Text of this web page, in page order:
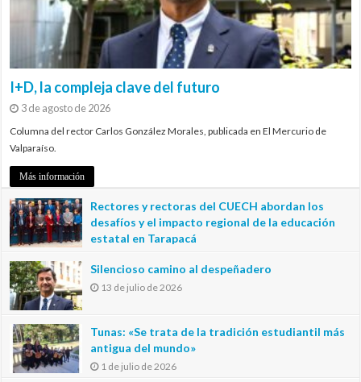
I+D, la compleja clave del futuro
3 de agosto de 2026
Columna del rector Carlos González Morales, publicada en El Mercurio de
Valparaíso.
Más información
Rectores y rectoras del CUECH abordan los
desafíos y el impacto regional de la educación
estatal en Tarapacá
Silencioso camino al despeñadero
13 de julio de 2026
Tunas: «Se trata de la tradición estudiantil más
antigua del mundo»
1 de julio de 2026